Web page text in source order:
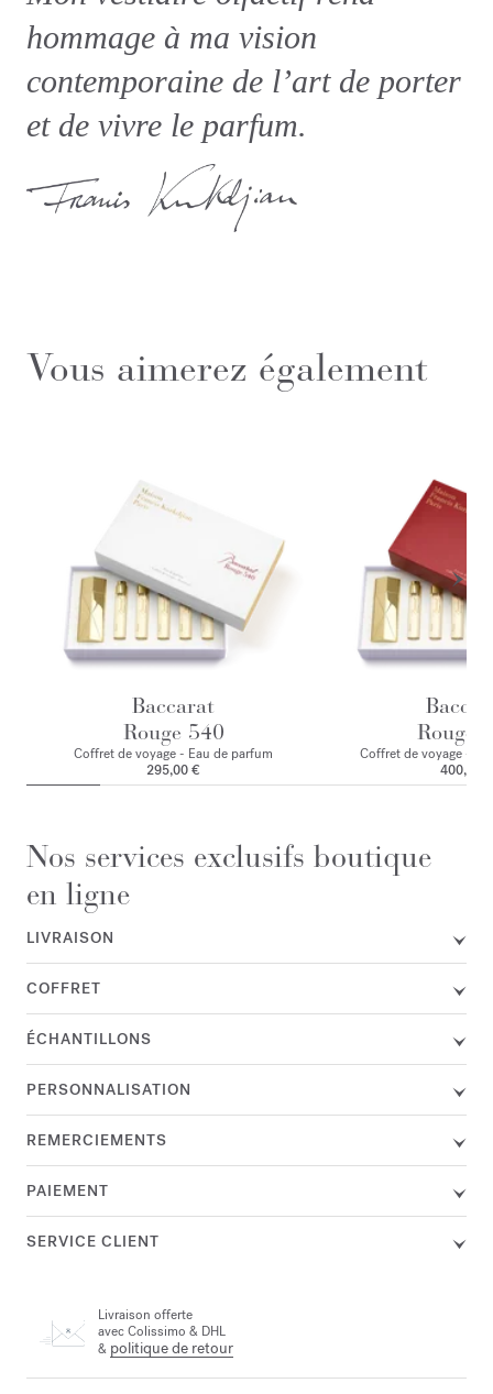
hommage à ma vision
contemporaine de l’art de porter
et de vivre le parfum.
Vous aimerez également
Baccarat
Rouge 540
Coffret de voyage - Eau de parfum
295,00 €
Rouge
Coffret de voyage -
400,00 €
Nos services exclusifs boutique
en ligne
LIVRAISON
COFFRET
ÉCHANTILLONS
PERSONNALISATION
REMERCIEMENTS
PAIEMENT
SERVICE CLIENT
Livraison offerte
avec Colissimo & DHL
& politique de retour